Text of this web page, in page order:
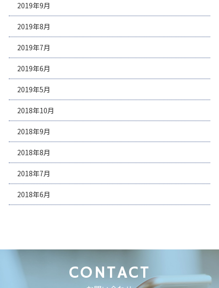
2019年9月
2019年8月
2019年7月
2019年6月
2019年5月
2018年10月
2018年9月
2018年8月
2018年7月
2018年6月
CONTACT